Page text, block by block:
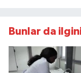
Bunlar da